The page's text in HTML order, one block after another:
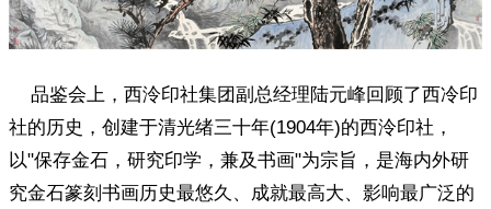
品鉴会上，西泠印社集团副总经理陆元峰回顾了西冷印
社的历史，创建于清光绪三十年(1904年)的西泠印社，
以"保存金石，研究印学，兼及书画"为宗旨，是海内外研
究金石篆刻书画历史最悠久、成就最高大、影响最广泛的